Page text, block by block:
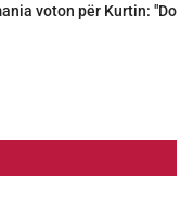
voton për Kurtin: "Do